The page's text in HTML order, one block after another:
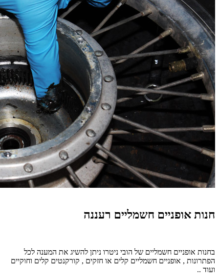
חנות אופניים חשמליים רעננה
בחנות אופניים חשמליים של הובי ניטרו ניתן להשיג את המענה לכל
הפתרונות , אופניים חשמליים קלים או חזקים , קורקנטים קלים וחוקיים
ועוד ..